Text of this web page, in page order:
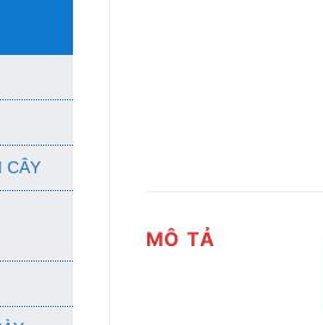
CÂY
MÔ TẢ